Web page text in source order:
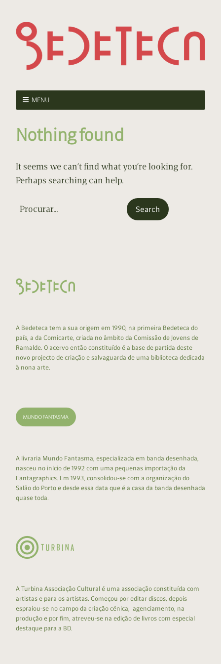
MENU
Nothing found
It seems we can’t find what you’re looking for.
Perhaps searching can help.
A Bedeteca tem a sua origem em 1990, na primeira Bedeteca do
país, a da Comicarte, criada no âmbito da Comissão de Jovens de
Ramalde. O acervo então constituído é a base de partida deste
novo projecto de criação e salvaguarda de uma biblioteca dedicada
à nona arte.
A livraria Mundo Fantasma, especializada em banda desenhada,
nasceu no início de 1992 com uma pequenas importação da
Fantagraphics. Em 1993, consolidou-se com a organização do
Salão do Porto e desde essa data que é a casa da banda desenhada
quase toda.
A Turbina Associação Cultural é uma associação constituída com
artistas e para os artistas. Começou por editar discos, depois
espraiou-se no campo da criação cénica, agenciamento, na
produção e por fim, atreveu-se na edição de livros com especial
destaque para a BD.